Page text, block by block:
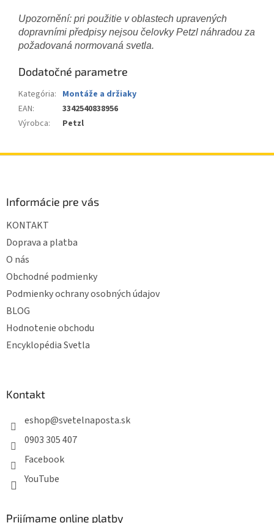
Upozornění: pri použitie v oblastech upravených
dopravními předpisy nejsou čelovky Petzl náhradou za
požadovaná normovaná svetla.
Dodatočné parametre
Kategória: Montáže a držiaky
EAN:
3342540838956
Výrobca: Petzl
Informácie pre vás
KONTAKT
Doprava a platba
O nás
Obchodné podmienky
Podmienky ochrany osobných údajov
BLOG
Hodnotenie obchodu
Encyklopédia Svetla
Kontakt
eshop@svetelnaposta.sk
0903 305 407
Facebook
YouTube
Prijímame online platby